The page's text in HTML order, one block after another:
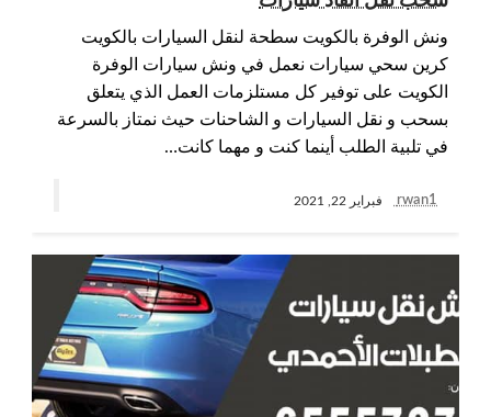
ونش الوفرة بالكويت سطحة لنقل السيارات بالكويت
كرين سحي سيارات نعمل في ونش سيارات الوفرة
الكويت على توفير كل مستلزمات العمل الذي يتعلق
بسحب و نقل السيارات و الشاحنات حيث نمتاز بالسرعة
في تلبية الطلب أينما كنت و مهما كانت…
rwan1 فبراير 22, 2021